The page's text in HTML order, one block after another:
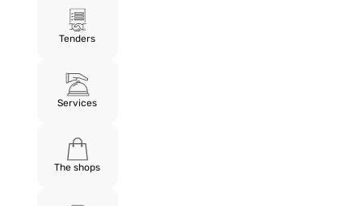
Tenders
Services
The shops